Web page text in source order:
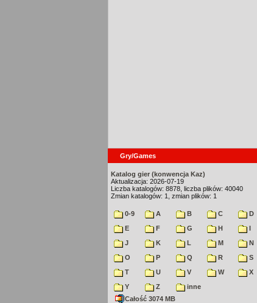
Gry/Games
Katalog gier (konwencja Kaz)
Aktualizacja: 2026-07-19
Liczba katalogów: 8878, liczba plików: 40040
Zmian katalogów: 1, zmian plików: 1
0-9 A B C
D
E
F G H
I
J
K L M
N
O
P Q R
S
T
U V W
X
Y
Z
inne
Całość 3074 MB